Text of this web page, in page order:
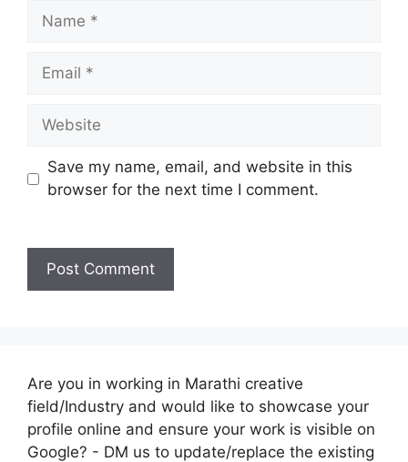
Name
Email
Website
Save my name, email, and website in this
browser for the next time I comment.
Are you in working in Marathi creative
field/Industry and would like to showcase your
profile online and ensure your work is visible on
Google? - DM us to update/replace the existing